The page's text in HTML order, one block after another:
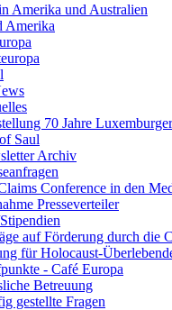
Amerika und Australien
Amerika
70 Jahre
Saul
Archiv
Conference in den
Presseverteiler
auf Förderung durch die
für Holocaust-
- Café Europa
Betreuung
gestellte Fragen